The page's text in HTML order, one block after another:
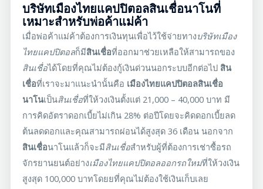
บริษัทเมืองไทยแคปปิตอลสินเชื่อนาโนที่
เหมาะสำหรับพ่อค้าแม่ค้า
เมื่อพ่อค้าแม่ค้าต้องการเงินทุนเพื่อไว้ใช้จ่ายทางบริษัทเมือง
ไทยแคปปิตอลก็มีสินเชื่อที่ออกมาช่วยเหลือให้สามารถของ
สินเชื่อได้โดยที่คุณไม่ต้องกู้เงินด่วนนอกระบบอีกต่อไป สิน
เชื่อที่เราจะมาแนะนำนั้นคือ เมืองไทยแคปปิตอลสินเชื่อ
นาโนเป็นสินเชื่อที่ให้วงเงินตั้งแต่ 21,000 – 40,000 บาท มี
การคิดอัตราดอกเบี้ยไม่เกิน 28% ต่อปีโดยจะคิดดอกเบี้ยลด
ต้นลดดอกและคุณสามารถผ่อนได้สูงสุด 36 เดือน นอกจาก
สินเชื่อนาโนแล้วก็จะมีสินเชื่อสำหรับผู้ที่ต้องการเช่าซื้อรถ
จักรยานยนต์อย่างเมืองไทยแคปปิตอลออกรถใหม่ที่ให้วงเงิน
สูงสุด 100,000 บาทโดยยที่คุณไม่ต้องใช้เงินเก็บเลย